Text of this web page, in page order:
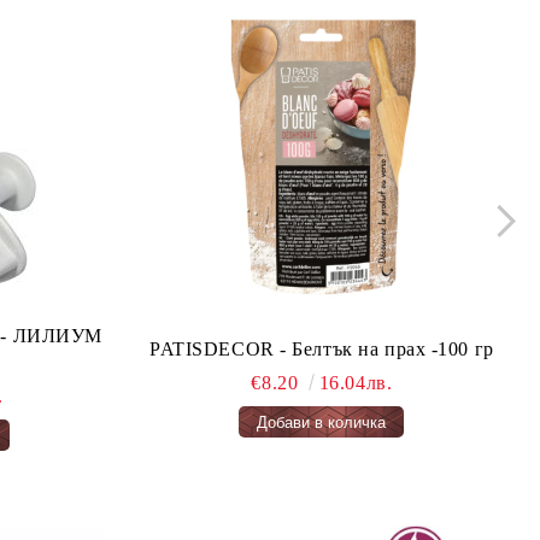
- ЛИЛИУМ
PATISDECOR - Белтък на прах -100 гр
€8.20
16.04лв.